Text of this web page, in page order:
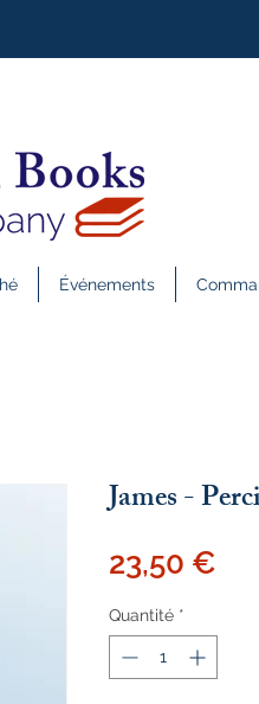
Événements
James -
23,50 €
Quantité *